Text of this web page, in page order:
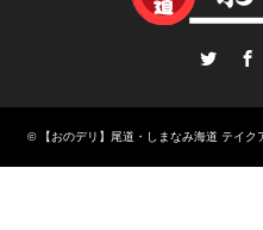
RSS
© 【おのデリ】尾道・しまなみ海道 テイ